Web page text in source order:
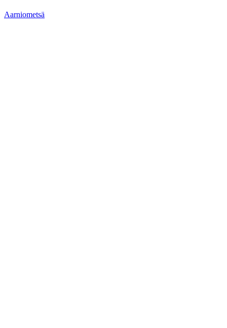
Aarniometsä